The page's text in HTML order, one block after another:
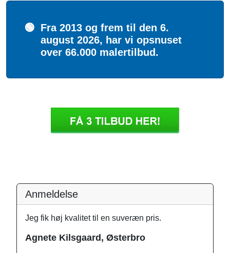
🟢 Fra 2013 og frem til den 6.
august 2026, har vi opsnuset
over 66.000 malertilbud.
Anmeldelse
Jeg fik høj kvalitet til en suveræn pris.
Agnete Kilsgaard, Østerbro